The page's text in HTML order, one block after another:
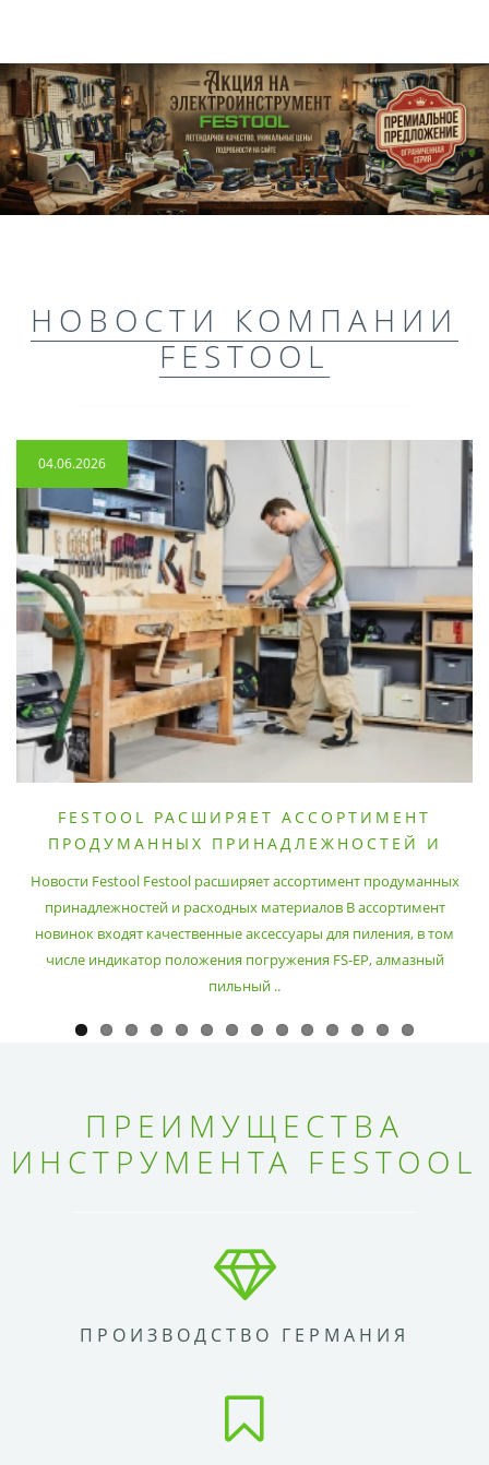
НОВОСТИ КОМПАНИИ
FESTOOL
04.06.2026
FESTOOL РАСШИРЯЕТ АССОРТИМЕНТ
ПРОДУМАННЫХ ПРИНАДЛЕЖНОСТЕЙ И
Новости Festool Festool расширяет ассортимент продуманных
принадлежностей и расходных материалов В ассортимент
новинок входят качественные аксессуары для пиления, в том
числе индикатор положения погружения FS-EP, алмазный
пильный ..
ПРЕИМУЩЕСТВА
ИНСТРУМЕНТА FESTOOL
ПРОИЗВОДСТВО ГЕРМАНИЯ